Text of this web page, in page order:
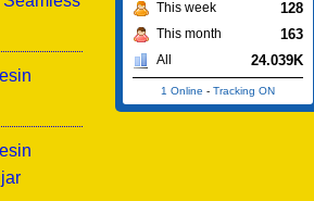
This week 128
This month 163
All 24.039K
1 Online - Tracking ON